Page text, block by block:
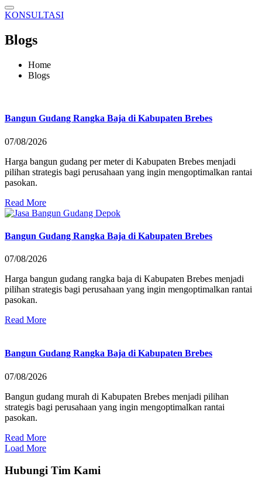
KONSULTASI
Blogs
Home
Blogs
Bangun Gudang Rangka Baja di Kabupaten Brebes
07/08/2026
Harga bangun gudang per meter di Kabupaten Brebes menjadi
pilihan strategis bagi perusahaan yang ingin mengoptimalkan rantai
pasokan.
Read More
Bangun Gudang Rangka Baja di Kabupaten Brebes
07/08/2026
Harga bangun gudang rangka baja di Kabupaten Brebes menjadi
pilihan strategis bagi perusahaan yang ingin mengoptimalkan rantai
pasokan.
Read More
Bangun Gudang Rangka Baja di Kabupaten Brebes
07/08/2026
Bangun gudang murah di Kabupaten Brebes menjadi pilihan
strategis bagi perusahaan yang ingin mengoptimalkan rantai
pasokan.
Read More
Load More
Hubungi Tim Kami